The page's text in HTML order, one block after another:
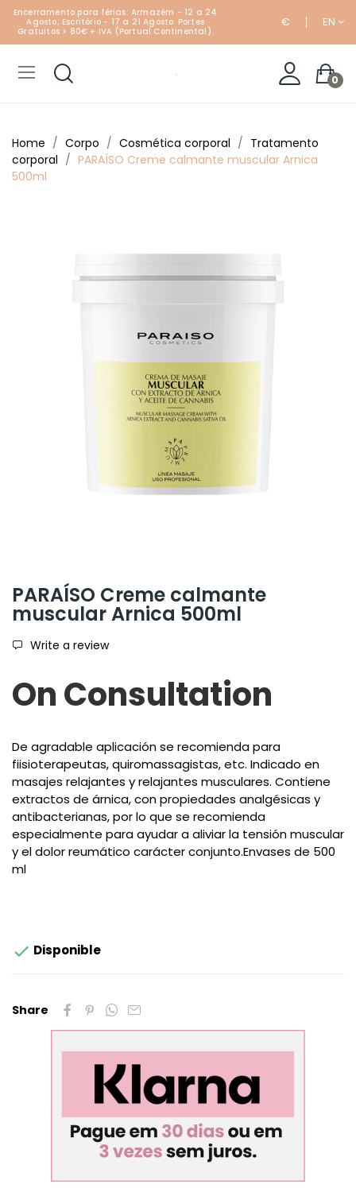
Encerramento para férias: Armazém - 12 a 24
Agosto; Escritório - 17 a 21 Agosto. Portes
Gratuitos > 80€ + IVA (Portual Continental).
€ EN
0
Home Corpo Cosmética corporal
Tratamento
corporal
PARAÍSO Creme calmante muscular Arnica
500ml
PARAÍSO Creme calmante
muscular Arnica 500ml
Write a review
On Consultation
De agradable aplicación se recomienda para
fiisioterapeutas, quiromassagistas, etc. Indicado en
masajes relajantes y relajantes musculares. Contiene
extractos de árnica, con propiedades analgésicas y
antibacterianas, por lo que se recomienda
especialmente para ayudar a aliviar la tensión muscular
y el dolor reumático carácter conjunto.Envases de 500
ml
 Disponible
Share